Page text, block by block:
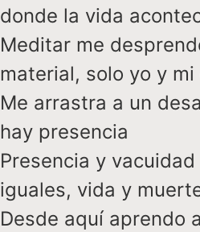
donde la vida
Meditar me
material, solo yo y
Me arrastra a un
hay presencia
Presencia y
iguales, vida y
Desde aquí aprendo